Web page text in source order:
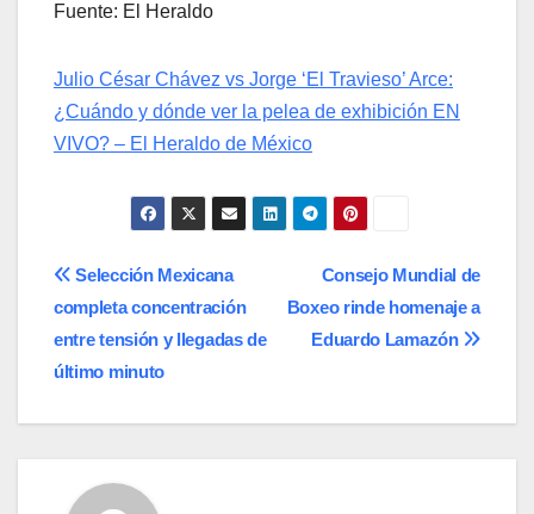
Fuente: El Heraldo
Julio César Chávez vs Jorge ‘El Travieso’ Arce:
¿Cuándo y dónde ver la pelea de exhibición EN
VIVO? – El Heraldo de México
Navegación
de
entradas
Consejo Mundial de
Boxeo rinde homenaje a
Eduardo Lamazón
Selección Mexicana
completa concentración
entre tensión y llegadas de
último minuto